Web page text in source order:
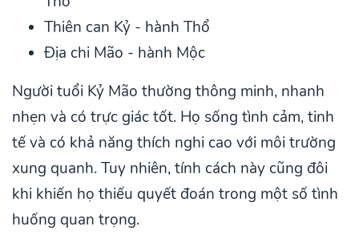
Thiên can Kỷ - hành Thổ
Địa chi Mão - hành Mộc
Người tuổi Kỷ Mão thường thông minh, nhanh
nhẹn và có trực giác tốt. Họ sống tình cảm, tinh
tế và có khả năng thích nghi cao với môi trường
xung quanh. Tuy nhiên, tính cách này cũng đôi
khi khiến họ thiếu quyết đoán trong một số tình
huống quan trọng.